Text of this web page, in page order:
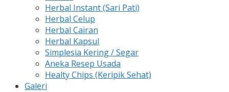
Herbal Instant (Sari Pati)
Herbal Celup
Herbal Cairan
Herbal Kapsul
Simplesia Kering / Segar
Aneka Resep Usada
Healty Chips (Keripik Sehat)
Galeri